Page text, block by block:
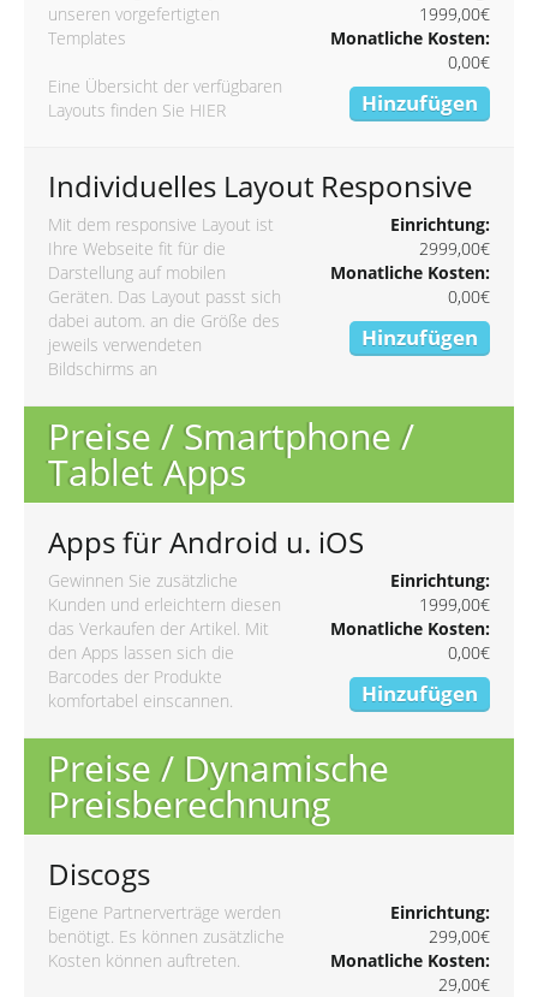
unseren vorgefertigten
Templates
Eine Übersicht der verfügbaren
Layouts finden Sie HIER
1999,00€
Monatliche Kosten:
0,00€
Hinzufügen
Individuelles Layout Responsive
Mit dem responsive Layout ist
Ihre Webseite fit für die
Darstellung auf mobilen
Geräten. Das Layout passt sich
dabei autom. an die Größe des
jeweils verwendeten
Bildschirms an
Einrichtung:
2999,00€
Monatliche Kosten:
0,00€
Hinzufügen
Preise / Smartphone /
Tablet Apps
Apps für Android u. iOS
Gewinnen Sie zusätzliche
Kunden und erleichtern diesen
das Verkaufen der Artikel. Mit
den Apps lassen sich die
Barcodes der Produkte
komfortabel einscannen.
Einrichtung:
1999,00€
Monatliche Kosten:
0,00€
Hinzufügen
Preise / Dynamische
Preisberechnung
Discogs
Eigene Partnerverträge werden
benötigt. Es können zusätzliche
Kosten können auftreten.
Einrichtung:
299,00€
Monatliche Kosten:
29,00€